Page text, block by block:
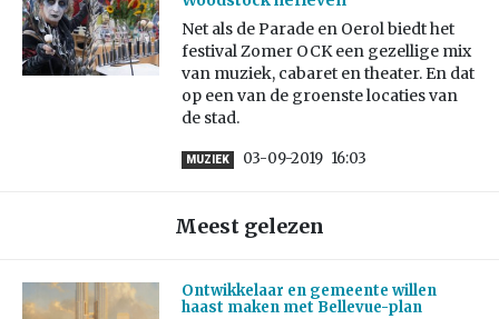
Net als de Parade en Oerol biedt het
festival Zomer OCK een gezellige mix
van muziek, cabaret en theater. En dat
op een van de groenste locaties van
de stad.
MUZIEK 03-09-2019 16:03
Meest gelezen
Ontwikkelaar en gemeente willen
haast maken met Bellevue-plan